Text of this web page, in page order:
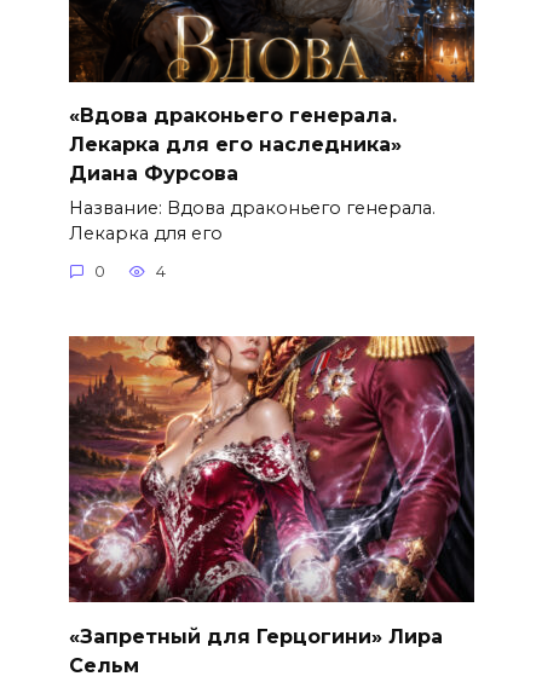
«Вдова драконьего генерала.
Лекарка для его наследника»
Диана Фурсова
Название: Вдова драконьего генерала.
Лекарка для его
0 4
«Запретный для Герцогини» Лира
Сельм